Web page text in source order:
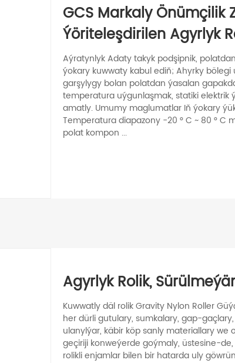
GCS Markaly Önümçilik
Ýöriteleşdirilen Agyrlyk
Aýratynlyk Adaty takyk podşipnik,
ýokary kuwwaty kabul ediň; Ahyrky
garşylygy bolan polatdan ýasalan
temperatura uýgunlaşmak, statiki elektrik
amatly. Umumy maglumatlar Iň ýokary
Temperatura diapazony -20 ° C ~ 80 ° C
polat kompon ...
Agyrlyk Rolik,
Kuwwatly däl rolik Gravity Nylon Roller
her dürli gutulary, sumkalary, gap-
ulanylýar, käbir köp sanly materiallary
geçiriji konweýerde goýmaly, üstesine-
rolikli enjamlar bilen bir hatarda uly